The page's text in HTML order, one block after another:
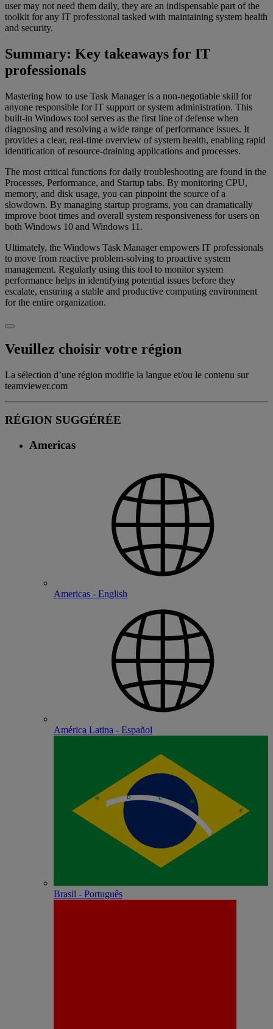
user may not need them daily, they are an indispensable part of the
toolkit for any IT professional tasked with maintaining system health
and security.
Summary: Key takeaways for IT
professionals
Mastering how to use Task Manager is a non-negotiable skill for
anyone responsible for IT support or system administration. This
built-in Windows tool serves as the first line of defense when
diagnosing and resolving a wide range of performance issues. It
provides a clear, real-time overview of system health, enabling rapid
identification of resource-draining applications and processes.
The most critical functions for daily troubleshooting are found in the
Processes, Performance, and Startup tabs. By monitoring CPU,
memory, and disk usage, you can pinpoint the source of a
slowdown. By managing startup programs, you can dramatically
improve boot times and overall system responsiveness for users on
both Windows 10 and Windows 11.
Ultimately, the Windows Task Manager empowers IT professionals
to move from reactive problem-solving to proactive system
management. Regularly using this tool to monitor system
performance helps in identifying potential issues before they
escalate, ensuring a stable and productive computing environment
for the entire organization.
Veuillez choisir votre région
La sélection d’une région modifie la langue et/ou le contenu sur
teamviewer.com
RÉGION SUGGÉRÉE
Americas
Americas - English
América Latina - Español
Brasil - Português